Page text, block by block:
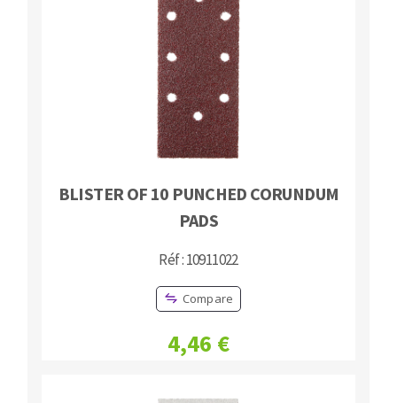
BLISTER OF 10 PUNCHED CORUNDUM
PADS
Réf : 10911022
Compare
4,46 €